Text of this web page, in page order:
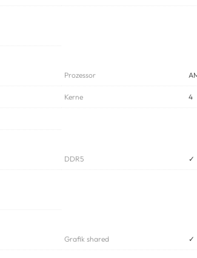
Prozessor
Kerne 4
DDR5 ✓
Grafik shared ✓